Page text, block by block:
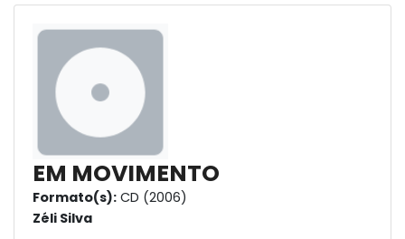
EM MOVIMENTO
Formato(s): CD (2006)
Zéli Silva